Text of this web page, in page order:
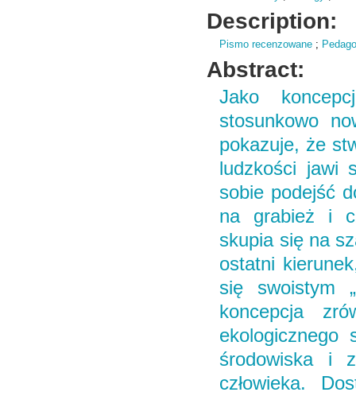
Description:
Pismo recenzowane ;
Abstract:
Jako
stosunkowo
pokazuje, że
ludzkości jawi
sobie podejść
na grabież i
skupia się na
ostatni
się swoistym
koncepcja
ekologicznego
środowiska i
człowieka.